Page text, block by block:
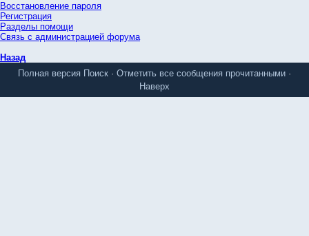
Восстановление пароля
Регистрация
Разделы помощи
Связь с администрацией форума
Назад
Полная версия Поиск · Отметить все сообщения прочитанными ·
Наверх